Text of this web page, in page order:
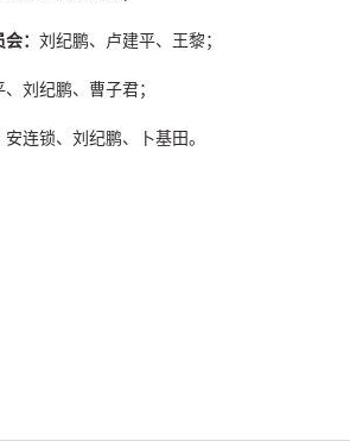
： 刘纪鹏、卢建平、王黎；
、刘纪鹏、曹子君；
安连锁、刘纪鹏、卜基田。